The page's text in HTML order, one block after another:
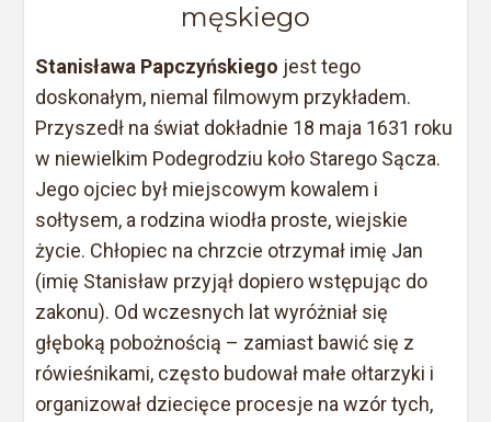
męskiego
Stanisława Papczyńskiego jest tego
doskonałym, niemal filmowym przykładem.
Przyszedł na świat dokładnie 18 maja 1631 roku
w niewielkim Podegrodziu koło Starego Sącza.
Jego ojciec był miejscowym kowalem i
sołtysem, a rodzina wiodła proste, wiejskie
życie. Chłopiec na chrzcie otrzymał imię Jan
(imię Stanisław przyjął dopiero wstępując do
zakonu). Od wczesnych lat wyróżniał się
głęboką pobożnością – zamiast bawić się z
rówieśnikami, często budował małe ołtarzyki i
organizował dziecięce procesje na wzór tych,